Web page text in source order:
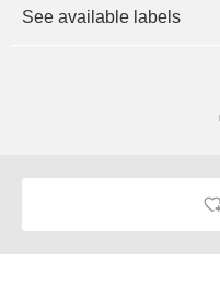
See available labels